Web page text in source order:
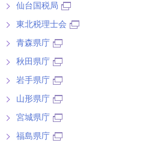
仙台国税局
東北税理士会
青森県庁
秋田県庁
岩手県庁
山形県庁
宮城県庁
福島県庁